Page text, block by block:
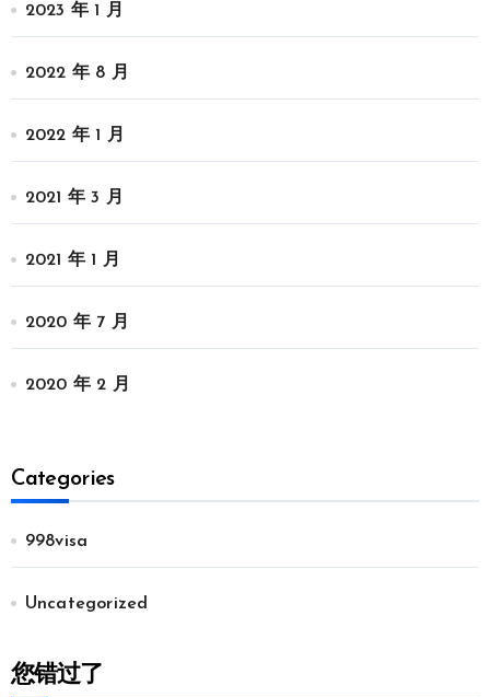
2023 年 1 月
2022 年 8 月
2022 年 1 月
2021 年 3 月
2021 年 1 月
2020 年 7 月
2020 年 2 月
Categories
998visa
Uncategorized
您错过了